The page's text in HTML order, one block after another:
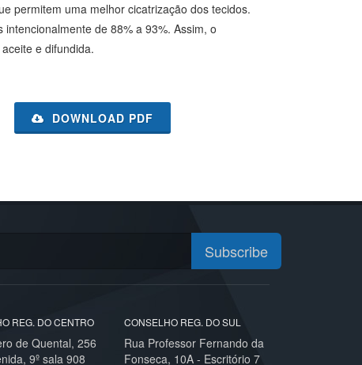
permitem uma melhor cicatrização dos tecidos.
de 88% a 93%. Assim, o
e difundida.
DOWNLOAD PDF
Subscribe
REG. DO CENTRO
de Quental, 256
9º sala 908
CONSELHO REG. DO SUL
Rua Professor Fernando da
Fonseca, 10A - Escritório 7